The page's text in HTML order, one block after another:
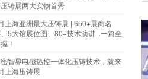
铸展两大实物首秀
上海亚洲最大压铸展 | 650+展商名
5大馆展位图、80+技术演讲...一篇全
！
智界电磁热控一体化压铸技术，就来
上海压铸展